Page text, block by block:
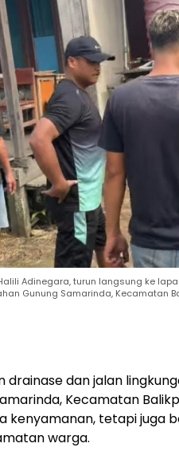
Adinegara, turun langsung ke
Gunung Samarinda, Kecamatan
drainase dan jalan
Kecamatan
kenyamanan, tetapi juga
warga.